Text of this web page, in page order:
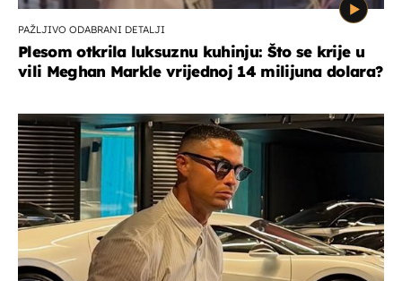
PAŽLJIVO ODABRANI DETALJI
Plesom otkrila luksuznu kuhinju: Što se krije u
vili Meghan Markle vrijednoj 14 milijuna dolara?